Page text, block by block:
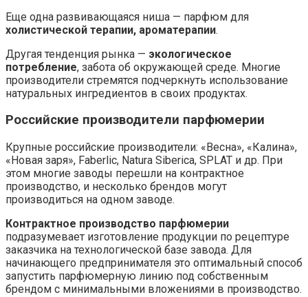
Еще одна развивающаяся ниша — парфюм для
холистической терапии, ароматерапии.
Другая тенденция рынка — экологическое
потребление, забота об окружающей среде. Многие
производители стремятся подчеркнуть использование
натуральных ингредиентов в своих продуктах.
Российские производители парфюмерии
Крупные российские производители: «Весна», «Калина»,
«Новая заря», Faberlic, Natura Siberica, SPLAT и др. При
этом многие заводы перешли на контрактное
производство, и несколько брендов могут
производиться на одном заводе.
Контрактное производство парфюмерии
подразумевает изготовление продукции по рецептуре
заказчика на технологической базе завода. Для
начинающего предпринимателя это оптимальный способ
запустить парфюмерную линию под собственным
брендом с минимальными вложениями в производство.